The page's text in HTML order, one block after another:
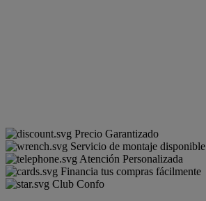
Precio Garantizado
Servicio de montaje disponible
Atención Personalizada
Financia tus compras fácilmente
Club Confo